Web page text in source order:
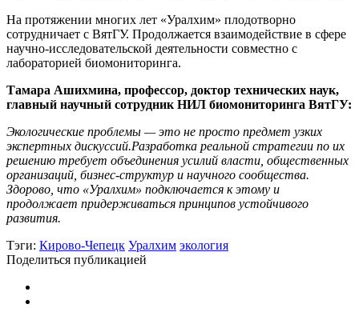
На протяжении многих лет «Уралхим» плодотворно
сотрудничает с ВятГУ. Продолжается взаимодействие в сфере
научно-исследовательской деятельности совместно с
лабораторией биомониторинга.
Тамара Ашихмина, профессор, доктор технических наук,
главный научный сотрудник НИЛ биомониторинга ВятГУ:
Экологические проблемы — это не просто предмет узких
экспертных дискуссий.Разработка реальной стратегии по их
решению требует объединения усилий власти, общественных
организаций, бизнес-структур и научного сообщества.
Здорово, что «Уралхим» подключается к этому и
продолжает придерживаться принципов устойчивого
развития.
Тэги: Кирово-Чепецк Уралхим экология
Поделиться публикацией